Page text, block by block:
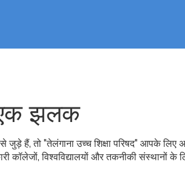
एक झलक
हैं, तो "तेलंगाना उच्च शिक्षा परिषद" आपके लिए
कॉलेजों, विश्वविद्यालयों और तकनीकी संस्थानों